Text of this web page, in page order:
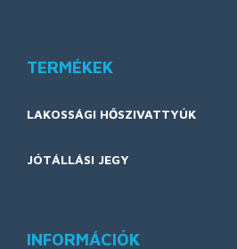
TERMÉKEK
LAKOSSÁGI HŐSZIVATTYÚK
JÓTÁLLÁSI JEGY
INFORMÁCIÓK